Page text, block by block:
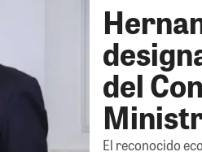
del
El reconocido